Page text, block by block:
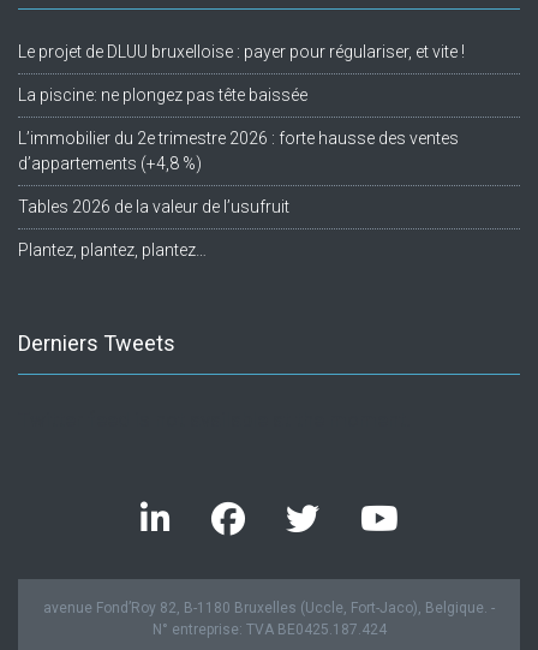
Le projet de DLUU bruxelloise : payer pour régulariser, et vite !
La piscine: ne plongez pas tête baissée
L’immobilier du 2e trimestre 2026 : forte hausse des ventes
d’appartements (+4,8 %)
Tables 2026 de la valeur de l’usufruit
Plantez, plantez, plantez…
Derniers Tweets
avenue Fond’Roy 82, B-1180 Bruxelles (Uccle, Fort-Jaco), Belgique. -
N° entreprise: TVA BE0425.187.424